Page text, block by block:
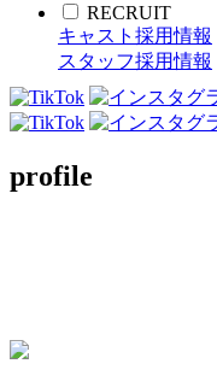
RECRUIT
キャスト採用情報
スタッフ採用情報
profile